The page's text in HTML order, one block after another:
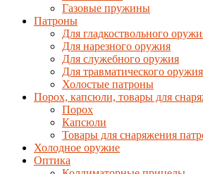
Газовые пружины
Патроны
Для гладкоствольного
Для нарезного оружия
Для служебного оружия
Для травматического оружия
Холостые патроны
Порох, капсюли, товары для
Порох
Капсюли
Товары для снаряжения
Холодное оружие
Оптика